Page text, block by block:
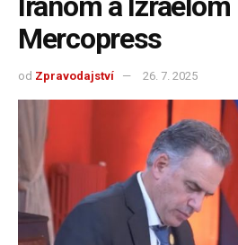
Mercopress
od Zpravodajství 26. 7. 2025